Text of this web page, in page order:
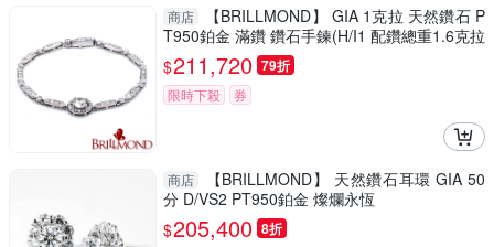
商店
【BRILLMOND】 GIA 1克拉 天然鑽石 P
T950鉑金 滿鑽 鑽石手鍊(H/I1 配鑽總重1.6克拉
天然鑽石)
$211,720 79折
限時下殺 券
商店
【BRILLMOND】 天然鑽石耳環 GIA 50
分 D/VS2 PT950鉑金 燦爛永恆
$205,400 8折